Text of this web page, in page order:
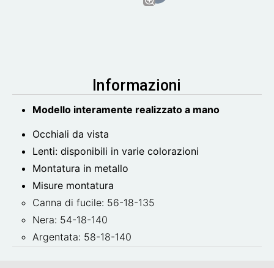
Informazioni
Modello interamente realizzato a mano
Occhiali da vista
Lenti: disponibili in varie colorazioni
Montatura in metallo
Misure montatura
Canna di fucile: 56-18-135
Nera: 54-18-140
Argentata: 58-18-140